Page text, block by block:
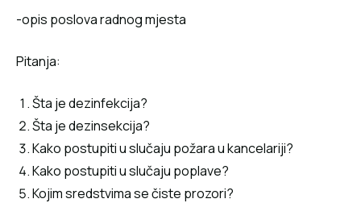
-opis poslova radnog mjesta
Pitanja:
Šta je dezinfekcija?
Šta je dezinsekcija?
Kako postupiti u slučaju požara u kancelariji?
Kako postupiti u slučaju poplave?
Kojim sredstvima se čiste prozori?